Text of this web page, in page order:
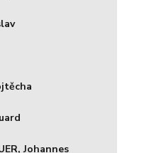
Johannes